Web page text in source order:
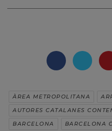
ÀREA METROPOLITANA
AUTORES CATALANES
BARCELONA
BARCELONA